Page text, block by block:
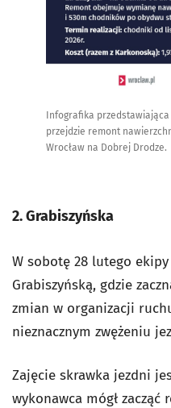
Infografika
przejdzie remont
Wrocław na Dobrej Drodze.
2. Grabiszyńska
W sobotę 28 lutego
Grabiszyńską, gdzie
zmian w organizacji
nieznacznym zwężeniu
Zajęcie skrawka jezdni
wykonawca mógł